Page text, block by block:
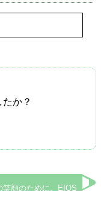
か？
笑顔のために。EIOS